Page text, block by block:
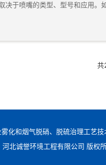
决于喷嘴的类型、型号和应用。
共
化和烟气脱硝、脱硫治理工艺
河北诚誉环境工程有限公司 版权